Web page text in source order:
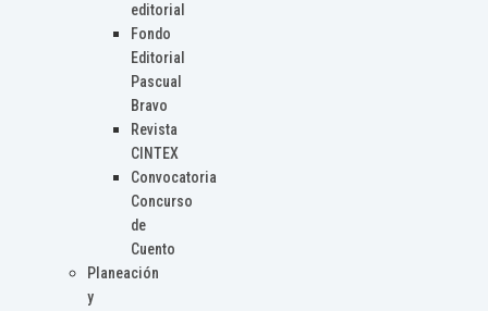
editorial
Fondo
Editorial
Pascual
Bravo
Revista
CINTEX
Convocatoria
Concurso
de
Cuento
Planeación
y